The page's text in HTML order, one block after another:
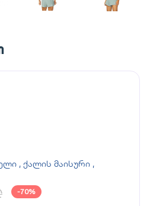
, ქალის მაისური ,
-70%